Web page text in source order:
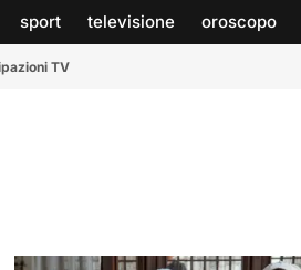
sport televisione oroscopo
TV